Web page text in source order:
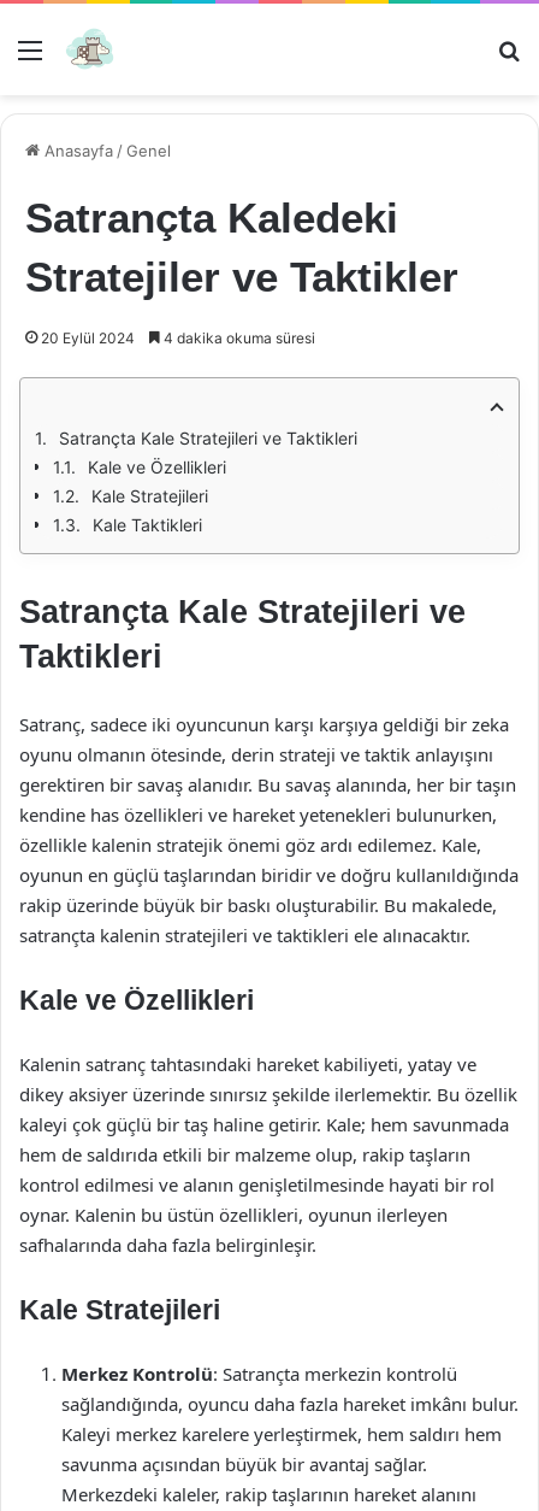
Menü
Anasayfa /Genel
Satrançta Kaledeki
Stratejiler ve Taktikler
20 Eylül 2024 4 dakika okuma süresi
Satrançta Kale Stratejileri ve Taktikleri
Kale ve Özellikleri
Kale Stratejileri
Kale Taktikleri
Satrançta Kale Stratejileri ve
Taktikleri
Satranç, sadece iki oyuncunun karşı karşıya geldiği bir zeka
oyunu olmanın ötesinde, derin strateji ve taktik anlayışını
gerektiren bir savaş alanıdır. Bu savaş alanında, her bir taşın
kendine has özellikleri ve hareket yetenekleri bulunurken,
özellikle kalenin stratejik önemi göz ardı edilemez. Kale,
oyunun en güçlü taşlarından biridir ve doğru kullanıldığında
rakip üzerinde büyük bir baskı oluşturabilir. Bu makalede,
satrançta kalenin stratejileri ve taktikleri ele alınacaktır.
Kale ve Özellikleri
Kalenin satranç tahtasındaki hareket kabiliyeti, yatay ve
dikey aksiyer üzerinde sınırsız şekilde ilerlemektir. Bu özellik
kaleyi çok güçlü bir taş haline getirir. Kale; hem savunmada
hem de saldırıda etkili bir malzeme olup, rakip taşların
kontrol edilmesi ve alanın genişletilmesinde hayati bir rol
oynar. Kalenin bu üstün özellikleri, oyunun ilerleyen
safhalarında daha fazla belirginleşir.
Kale Stratejileri
Merkez Kontrolü: Satrançta merkezin kontrolü
sağlandığında, oyuncu daha fazla hareket imkânı bulur.
Kaleyi merkez karelere yerleştirmek, hem saldırı hem
savunma açısından büyük bir avantaj sağlar.
Merkezdeki kaleler, rakip taşlarının hareket alanını